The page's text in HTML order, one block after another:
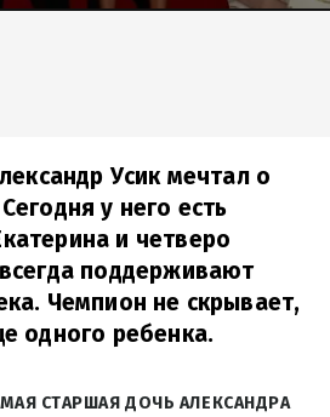
Усик мечтал о
у него есть
и четверо
поддерживают
Чемпион не скрывает,
одного ребенка.
СТАРШАЯ ДОЧЬ АЛЕКСАНДРА